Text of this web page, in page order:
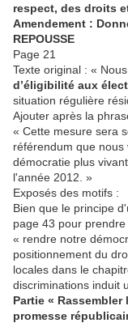
respect, des droits
Amendement :
REPOUSSE
Page 21
Texte original : «
d’éligibilité aux
situation régulière
Ajouter après la
« Cette mesure sera
référendum que
démocratie plus
l'année 2012. »
Exposés des motifs :
Bien que le principe
page 43 pour
« rendre notre
positionnement du
locales dans le
discriminations induit
Partie «
promesse